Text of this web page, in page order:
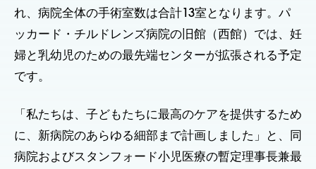
れ、病院全体の手術室数は合計13室となります。パ
ッカード・チルドレンズ病院の旧館（西館）では、妊
婦と乳幼児のための最先端センターが拡張される予定
です。
「私たちは、子どもたちに最高のケアを提供するため
に、新病院のあらゆる細部まで計画しました」と、同
病院およびスタンフォード小児医療の暫定理事長兼最